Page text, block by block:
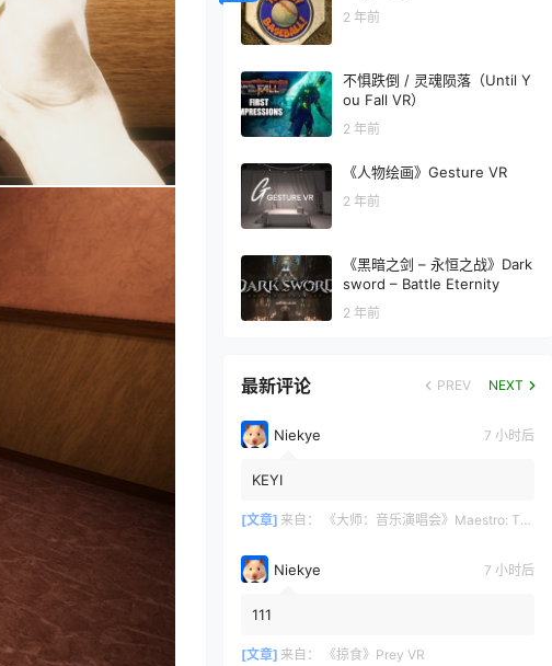
2 年前
不惧跌倒 / 灵魂陨落（Until Y
ou Fall VR）
2 年前
《人物绘画》Gesture VR
2 年前
《黑暗之剑 – 永恒之战》Dark
sword – Battle Eternity
2 年前
最新评论 PREV NEXT
Niekye 7 小时后
KEYI
[文章] 来自： 《大师：音乐演唱会》Maestro: The Masterclass
Niekye 7 小时后
111
[文章] 来自： 《掠食》Prey VR